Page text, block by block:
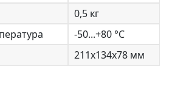
0,5 кг
-50...+80 °С
211х134х78 мм